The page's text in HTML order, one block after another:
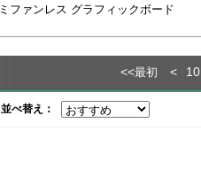
ミファンレス グラフィックボード
<<最初 < 10
並べ替え：